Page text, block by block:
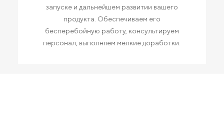
запуске и дальнейшем развитии вашего
продукта. Обеспечиваем его
бесперебойную работу, консультируем
персонал, выполняем мелкие доработки.